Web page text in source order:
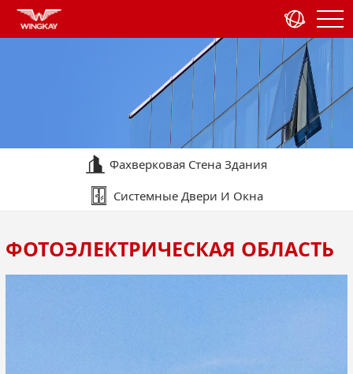
Фахверковая Стена Здания
Системные Двери И Окна
Фотоэлектрическая Область
ФОТОЭЛЕКТРИЧЕСКАЯ ОБЛАСТЬ